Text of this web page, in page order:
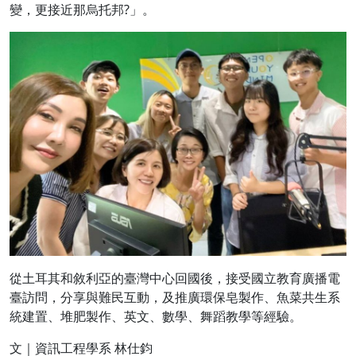
變，更接近那烏托邦?」。
從土耳其和敘利亞的臺灣中心回國後，接受國立教育廣播電
臺訪問，分享與難民互動，及推廣環保皂製作、魚菜共生系
統建置、堆肥製作、英文、數學、舞蹈教學等經驗。
文｜資訊工程學系 林仕鈞